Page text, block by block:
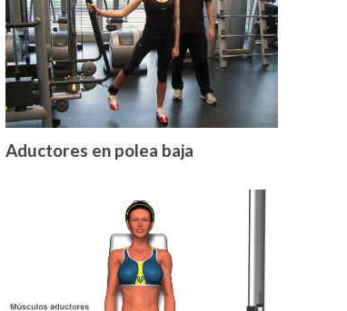
Aductores en polea baja